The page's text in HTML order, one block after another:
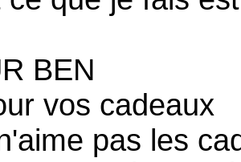
BEN
vos cadeaux
pas les